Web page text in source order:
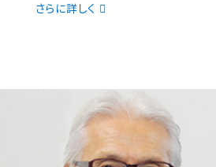
さらに詳しく